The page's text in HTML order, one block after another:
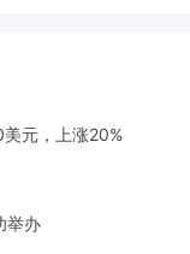
元，上涨20%
举办